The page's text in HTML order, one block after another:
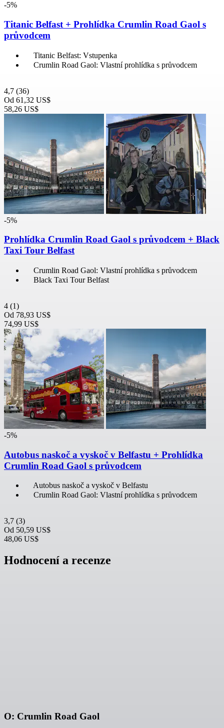
-5%
Titanic Belfast + Prohlídka Crumlin Road Gaol s
průvodcem
Titanic Belfast: Vstupenka
Crumlin Road Gaol: Vlastní prohlídka s průvodcem
4,7 (36)
Od 61,32 US$
58,26 US$
-5%
Prohlídka Crumlin Road Gaol s průvodcem + Black
Taxi Tour Belfast
Crumlin Road Gaol: Vlastní prohlídka s průvodcem
Black Taxi Tour Belfast
4 (1)
Od 78,93 US$
74,99 US$
-5%
Autobus naskoč a vyskoč v Belfastu + Prohlídka
Crumlin Road Gaol s průvodcem
Autobus naskoč a vyskoč v Belfastu
Crumlin Road Gaol: Vlastní prohlídka s průvodcem
3,7 (3)
Od 50,59 US$
48,06 US$
Hodnocení a recenze
O: Crumlin Road Gaol